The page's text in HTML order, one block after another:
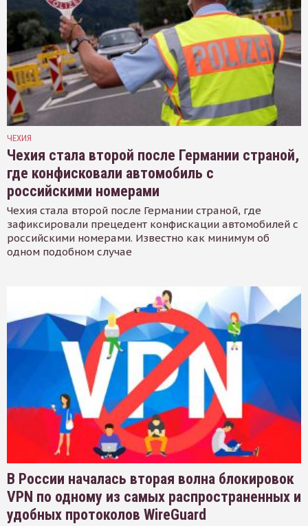
ЧЕХИЯ
Чехия стала второй после Германии страной,
где конфисковали автомобиль с
российскими номерами
Чехия стала второй после Германии страной, где
зафиксировали прецедент конфискации автомобилей с
российскими номерами. Известно как минимум об
одном подобном случае
В России началась вторая волна блокировок
VPN по одному из самых распространенных и
удобных протоколов WireGuard